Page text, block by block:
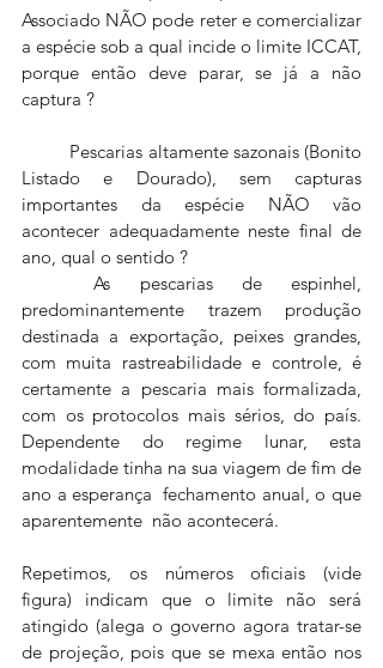
Associado NÃO pode reter e comercializar
a espécie sob a qual incide o limite ICCAT,
porque então deve parar, se já a não
captura ?
Listado e Dourado), sem capturas
importantes da espécie NÃO vão
acontecer adequadamente neste final de
ano, qual o sentido ?
	As pescarias de espinhel,
predominantemente trazem produção
destinada a exportação, peixes grandes,
com muita rastreabilidade e controle, é
certamente a pescaria mais formalizada,
com os protocolos mais sérios, do país.
Dependente do regime lunar, esta
modalidade tinha na sua viagem de fim de
ano a esperança  fechamento anual, o que
aparentemente  não acontecerá.
Repetimos, os números oficiais (vide
figura) indicam que o limite não será
atingido (alega o governo agora tratar-se
de projeção, pois que se mexa então nos